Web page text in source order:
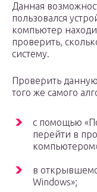
Данная
пользовался
компьютер
проверить,
систему.
Проверить
того же самого
с помощью
перейти в
в
Windows»;